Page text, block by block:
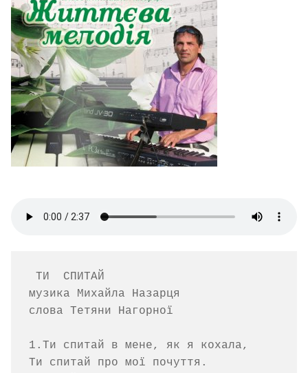
музика Михайла Назарця
слова Тетяни Нагорної
1.Ти спитай в мене, як я кохала,
Ти спитай про мої почуття.